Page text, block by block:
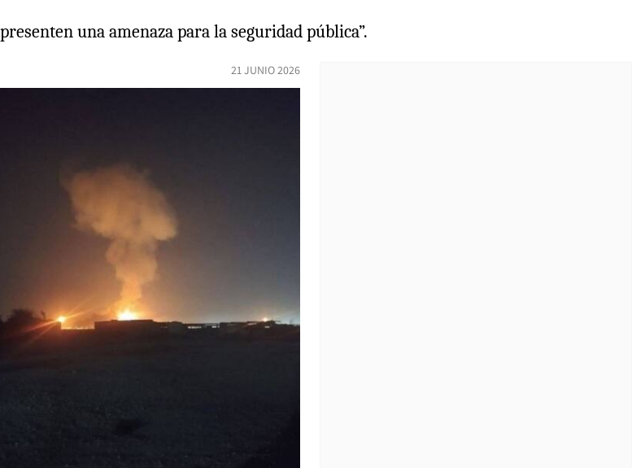
una amenaza para la seguridad pública”.
21 JUNIO 2026